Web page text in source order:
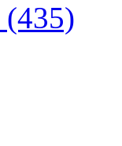
(435)